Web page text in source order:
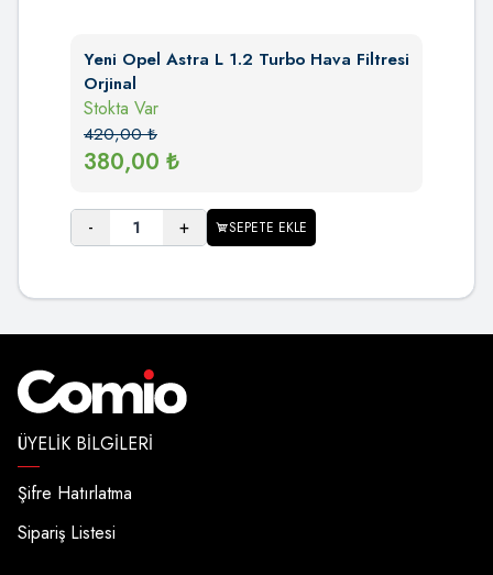
Yeni Opel Astra L 1.2 Turbo Hava Filtresi
Orjinal
Stokta Var
420,00₺
380,00 ₺
- + SEPETE EKLE
ÜYELIK BILGILERI
Şifre Hatırlatma
Sipariş Listesi